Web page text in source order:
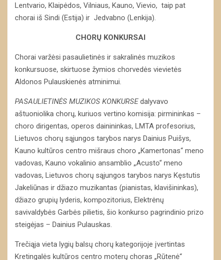
Lentvario, Klaipėdos, Vilniaus, Kauno, Vievio, taip pat
chorai iš Sindi (Estija) ir Jedvabno (Lenkija).
CHORŲ KONKURSAI
Chorai varžėsi pasaulietinės ir sakralinės muzikos
konkursuose, skirtuose žymios chorvedės vievietės
Aldonos Pulauskienės atminimui.
PASAULIETINĖS MUZIKOS KONKURSEdalyvavo
aštuoniolika chorų, kuriuos vertino komisija: pirmininkas –
choro dirigentas, operos dainininkas, LMTA profesorius,
Lietuvos chorų sąjungos tarybos narys Dainius Puišys,
Kauno kultūros centro mišraus choro „Kamertonas“ meno
vadovas, Kauno vokalinio ansamblio „Acusto“ meno
vadovas, Lietuvos chorų sąjungos tarybos narys Kęstutis
Jakeliūnas ir džiazo muzikantas (pianistas, klavišininkas),
džiazo grupių lyderis, kompozitorius, Elektrėnų
savivaldybės Garbės pilietis, šio konkurso pagrindinio prizo
steigėjas – Dainius Pulauskas.
Trečiąja vieta lygių balsų chorų kategorijoje įvertintas
Kretingalės kultūros centro moterų choras „Rūtenė“